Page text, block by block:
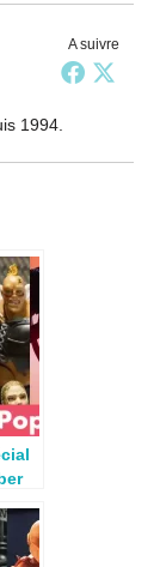
A suivre
1994.